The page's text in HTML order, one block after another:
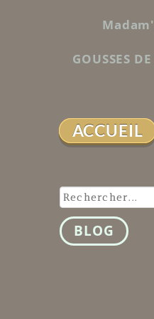
ACCUEIL
GOUSSES
BLOG